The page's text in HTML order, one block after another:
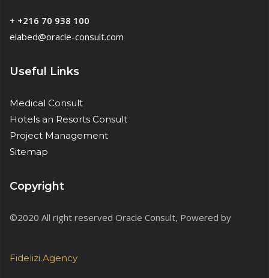
+ +216 70 938 100
elabed@oracle-consult.com
Useful Links
Medical Consult
Hotels an Resorts Consult
Project Management
Sitemap
Copyright
©2020 All right reserved Oracle Consult, Powered by
Fidelizi.Agency